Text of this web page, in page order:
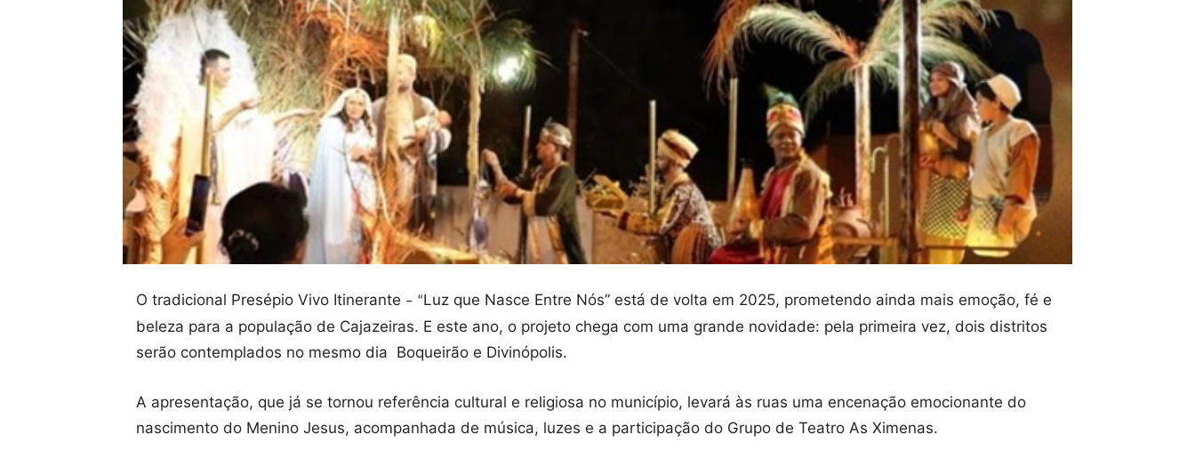
O tradicional Presépio Vivo Itinerante – “Luz que Nasce Entre Nós” está de volta em 2025, prometendo ainda mais emoção, fé e
beleza para a população de Cajazeiras. E este ano, o projeto chega com uma grande novidade: pela primeira vez, dois distritos
serão contemplados no mesmo dia Boqueirão e Divinópolis.
A apresentação, que já se tornou referência cultural e religiosa no município, levará às ruas uma encenação emocionante do
nascimento do Menino Jesus, acompanhada de música, luzes e a participação do Grupo de Teatro As Ximenas.